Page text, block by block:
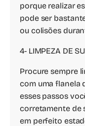
porque realizar
pode ser
ou colisões
4- LIMPEZA DE
Procure sempre
com uma flanela
esses passos
corretamente de
em perfeito